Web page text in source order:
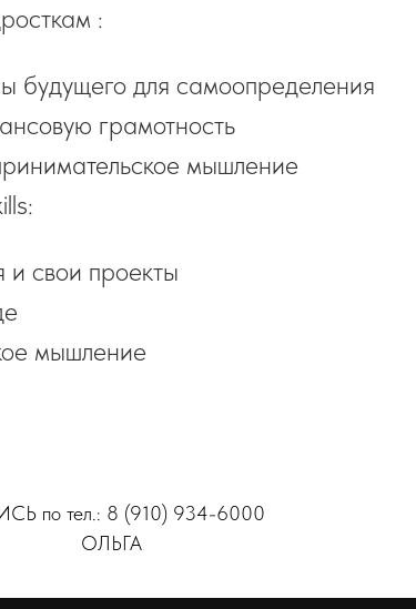
:
будущего для самоопределения
грамотность
мышление
и свои проекты
мышление
по тел.: 8 (910) 934-6000
ОЛЬГА